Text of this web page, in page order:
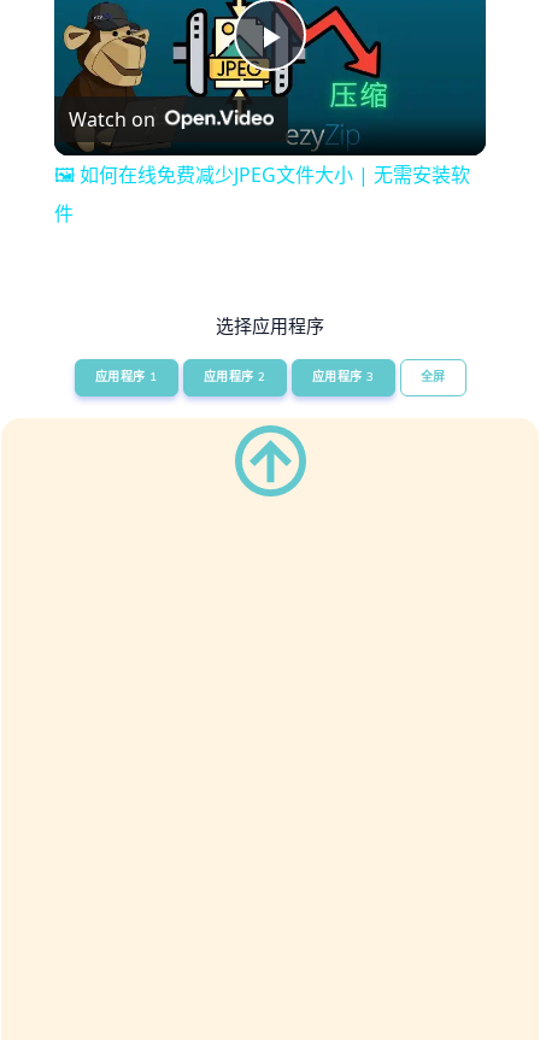
Play
Video
Watch on
🖼️ 如何在线免费减少JPEG文件大小 | 无需安装软
件
选择应用程序
应用程序 1 应用程序 2 应用程序 3 全屏